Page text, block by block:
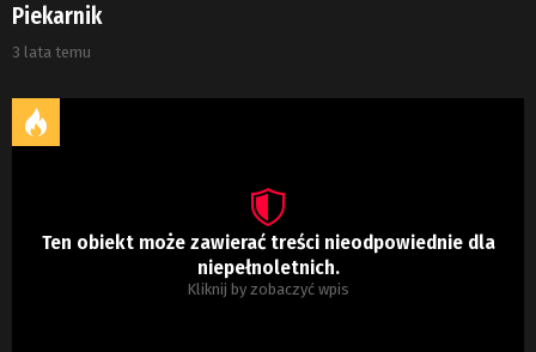
Piekarnik
3 lata temu
Ten obiekt może zawierać treści nieodpowiednie dla
niepełnoletnich.
Kliknij by zobaczyć wpis